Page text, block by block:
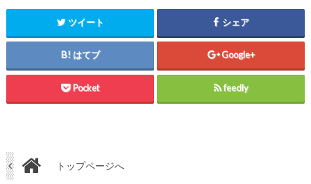
ツイート シェア
はてブ Google+
Pocket feedly
トップページへ